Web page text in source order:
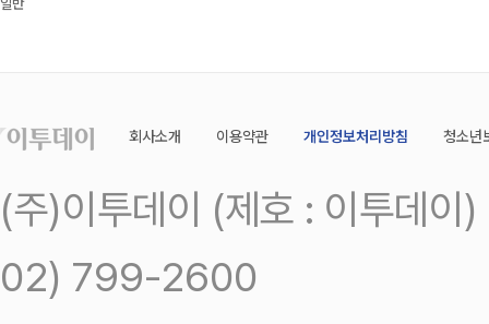
일반
회사소개 이용약관 개인정보처리방침 청소년
(주)이투데이 (제호 : 이투데
02) 799-2600